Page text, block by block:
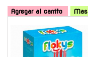
Agregar al carrito Mas